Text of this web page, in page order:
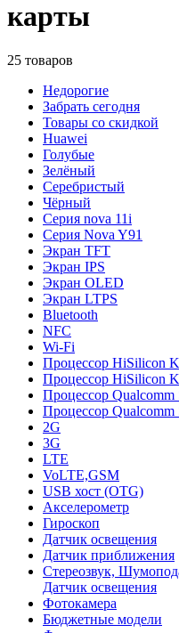
карты
25 товаров
Недорогие
Забрать сегодня
Товары со скидкой
Huawei
Голубые
Зелёный
Серебристый
Чёрный
Cерия nova 11i
Cерия Nova Y91
Экран TFT
Экран IPS
Экран OLED
Экран LTPS
Bluetooth
NFC
Wi-Fi
Процессор HiSilicon
Процессор HiSilicon
Процессор Qualcomm
Процессор Qualcomm
2G
3G
LTE
VoLTE,GSM
USB хост (OTG)
Акселерометр
Гироскоп
Датчик освещения
Датчик приближения
Стереозвук,
Датчик освещения
Фотокамера
Бюджетные модели